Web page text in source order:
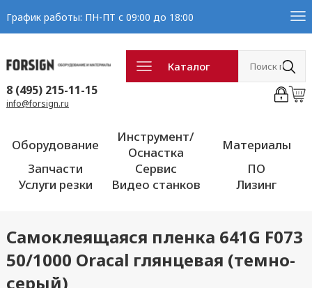
График работы: ПН-ПТ с 09:00 до 18:00
Каталог
8 (495) 215-11-15
info@forsign.ru
Оборудование
Инструмент/
Оснастка
Материалы
Запчасти
Сервис
ПО
Услуги резки
Видео станков Лизинг
Самоклеящаяся пленка 641G F073
50/1000 Oracal глянцевая (темно-
серый)